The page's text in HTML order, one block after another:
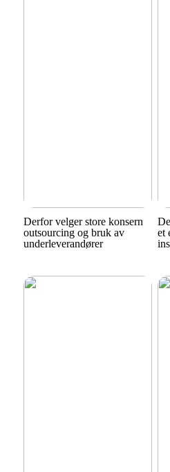
Derfor velger store konsern
outsourcing og bruk av
underleverandører
et